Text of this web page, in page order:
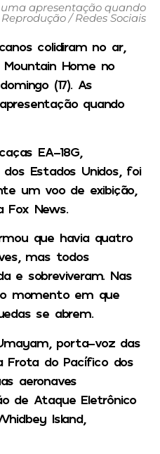
apresentação quando
/ Redes Sociais
colidiram no ar,
Home no
(17). As
quando
EA-18G,
Estados Unidos, foi
um voo de exibição,
Fox News.
que havia quatro
mas todos
e sobreviveram. Nas
momento em que
se abrem.
porta-voz das
Frota do Pacífico dos
aeronaves
de Ataque Eletrônico
Island,